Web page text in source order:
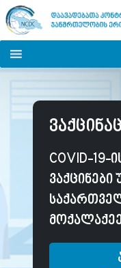
COVID-19-
ვაქცინები